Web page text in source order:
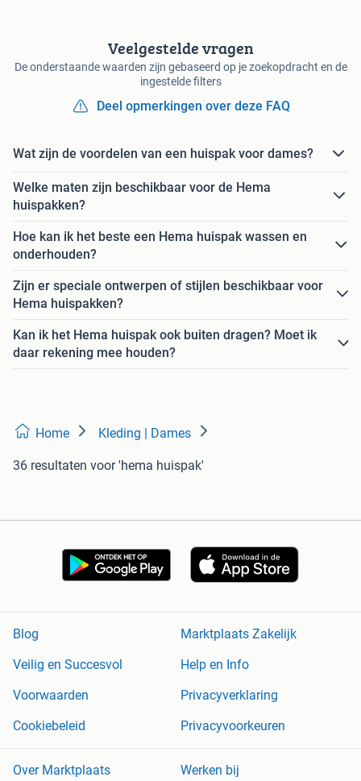
Veelgestelde vragen
De onderstaande waarden zijn gebaseerd op je zoekopdracht en de
ingestelde filters
Deel opmerkingen over deze FAQ
Wat zijn de voordelen van een huispak voor dames?
Welke maten zijn beschikbaar voor de Hema
huispakken?
Hoe kan ik het beste een Hema huispak wassen en
onderhouden?
Zijn er speciale ontwerpen of stijlen beschikbaar voor
Hema huispakken?
Kan ik het Hema huispak ook buiten dragen? Moet ik
daar rekening mee houden?
Home Kleding | Dames
36 resultaten voor 'hema huispak'
Blog
Marktplaats Zakelijk
Veilig en Succesvol
Help en Info
Voorwaarden
Privacyverklaring
Cookiebeleid
Privacyvoorkeuren
Over Marktplaats Werken bij